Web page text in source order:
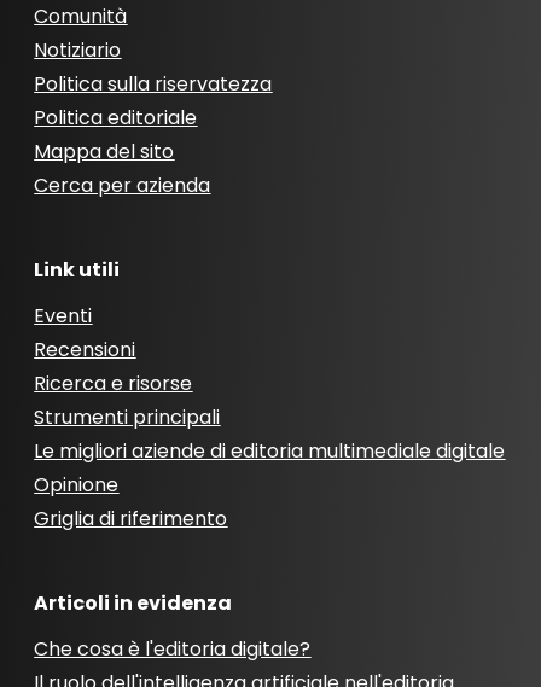
Comunità
Notiziario
Politica sulla riservatezza
Politica editoriale
Mappa del sito
Cerca per azienda
Link utili
Eventi
Recensioni
Ricerca e risorse
Strumenti principali
Le migliori aziende di editoria multimediale digitale
Opinione
Griglia di riferimento
Articoli in evidenza
Che cosa è l'editoria digitale?